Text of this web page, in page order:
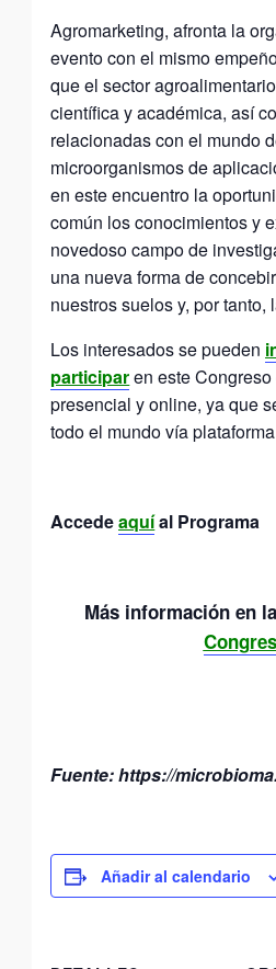
Agromarketing, afronta la
evento con el mismo
que el sector
científica y académica, así
relacionadas con el mundo
microorganismos de
en este encuentro la
común los conocimientos y
novedoso campo de
una nueva forma de
nuestros suelos y, por tanto,
Los interesados se pueden
participaren este
presencial y online, ya que
todo el mundo vía
Accedeaquíal Programa
Más información en la
Fuente: https://
Añadir al calendario